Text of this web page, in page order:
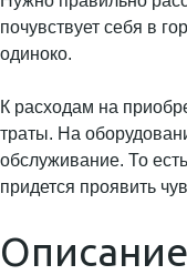
почувствует себя в
одиноко.
К расходам на
траты. На
обслуживание. То
придется проявить